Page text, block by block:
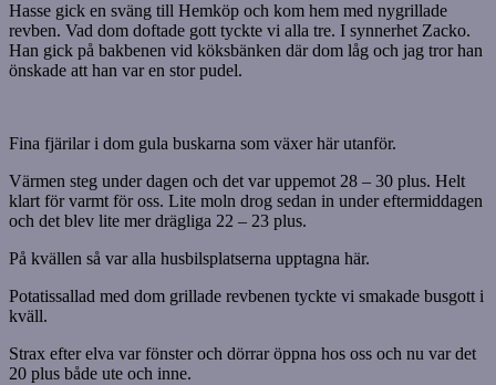
Hasse gick en sväng till Hemköp och kom hem med nygrillade
revben. Vad dom doftade gott tyckte vi alla tre. I synnerhet Zacko.
Han gick på bakbenen vid köksbänken där dom låg och jag tror han
önskade att han var en stor pudel.
Fina fjärilar i dom gula buskarna som växer här utanför.
Värmen steg under dagen och det var uppemot 28 – 30 plus. Helt
klart för varmt för oss. Lite moln drog sedan in under eftermiddagen
och det blev lite mer drägliga 22 – 23 plus.
På kvällen så var alla husbilsplatserna upptagna här.
Potatissallad med dom grillade revbenen tyckte vi smakade busgott i
kväll.
Strax efter elva var fönster och dörrar öppna hos oss och nu var det
20 plus både ute och inne.